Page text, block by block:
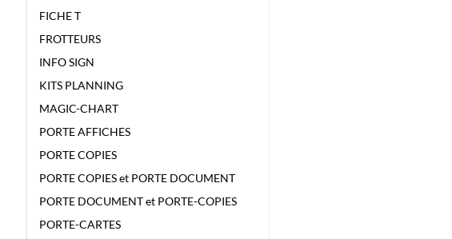
FICHE T
FROTTEURS
INFO SIGN
KITS PLANNING
MAGIC-CHART
PORTE AFFICHES
PORTE COPIES
PORTE COPIES et PORTE DOCUMENT
PORTE DOCUMENT et PORTE-COPIES
PORTE-CARTES